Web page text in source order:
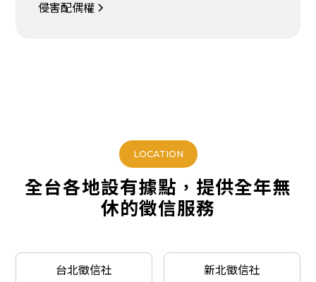
侵害配偶權
LOCATION
全台各地設有據點，提供全年無
休的徵信服務
台北徵信社 新北徵信社